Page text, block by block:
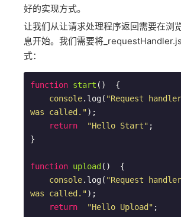
好的实现方式。
让我们从让请求处理程序返回需要在浏
息开始。我们需要将
式：
function start ( ) {
console.log( "Request
was called.");
return
"Hello Start" ;
}
function upload ( ) {
console.log( "Request
was called.");
return
"Hello Upload" ;